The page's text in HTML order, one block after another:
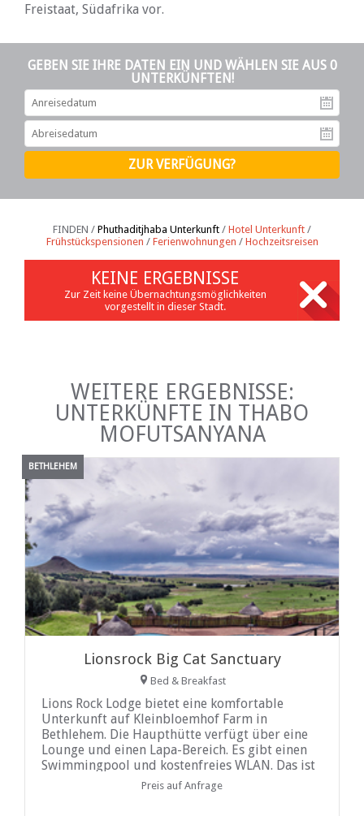
Freistaat, Südafrika vor.
GEBEN SIE IHRE DATEN EIN UND WÄHLEN SIE AUS 0
UNTERKÜNFTEN!
FINDEN / Phuthaditjhaba Unterkunft / Hotel Unterkunft /
Frühstückspensionen / Ferienwohnungen / Hochzeitsreisen
KEINE ERGEBNISSE
Zur Zeit keine Übernachtungsmöglichkeiten
vorgestellt in dieser Stadt.
WEITERE ERGEBNISSE:
UNTERKÜNFTE IN THABO
MOFUTSANYANA
BETHLEHEM
Lionsrock Big Cat Sanctuary
Bed & Breakfast
Lions Rock Lodge bietet eine komfortable
Unterkunft auf Kleinbloemhof Farm in
Bethlehem. Die Haupthütte verfügt über eine
Lounge und einen Lapa-Bereich. Es gibt einen
Swimmingpool und kostenfreies WLAN. Das ist
Preis auf Anfrage